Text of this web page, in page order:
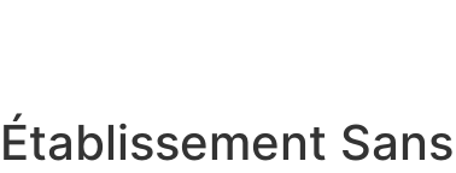
Établissement